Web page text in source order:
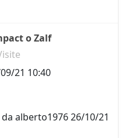
o Zalf
21 10:40
alberto197626/10/21